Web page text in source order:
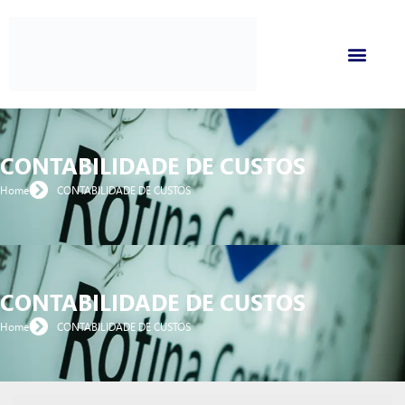
CONTABILIDADE DE CUSTOS​
Home CONTABILIDADE DE CUSTOS​
CONTABILIDADE DE CUSTOS​
Home CONTABILIDADE DE CUSTOS​